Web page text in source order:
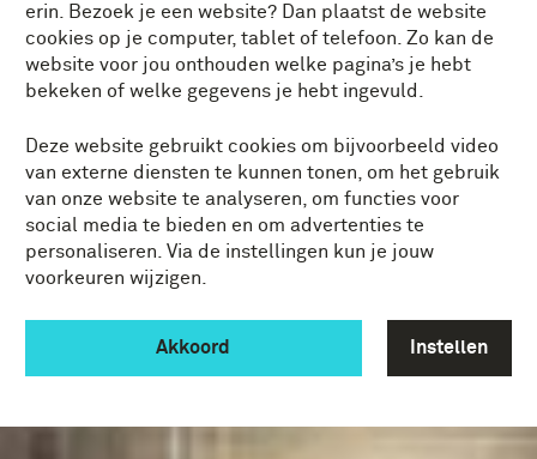
erin. Bezoek je een website? Dan plaatst de website
cookies op je computer, tablet of telefoon. Zo kan de
website voor jou onthouden welke pagina’s je hebt
bekeken of welke gegevens je hebt ingevuld.
Deze website gebruikt cookies om bijvoorbeeld video
van externe diensten te kunnen tonen, om het gebruik
van onze website te analyseren, om functies voor
social media te bieden en om advertenties te
personaliseren. Via de instellingen kun je jouw
voorkeuren wijzigen.
Akkoord Instellen